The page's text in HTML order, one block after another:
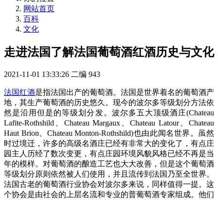
网站首页
百科
文化
走进法国了解法国葡萄酒红酒历史与文化
2021-11-01 13:33:26 二编 943
法国红酒是指法国出产的葡萄酒。法国是世界着名的葡萄酒产
地，其生产葡萄酒的历史悠久。现今的波尔多等级划分方法依
然是沿用但是的等级划分发。波尔多五大顶级酒庄(Chateau
Lafite-Rothshild、Chateau Margaux、Chateau Latour、Chateau
Haut Brion、Chateau Monton-Rothshild)也由此闻名世界。虽然
时过境迁，许多的高级名酒庄已经有非常大的变化了，有点庄
园主人历经了数次变更，有点庄园环境风貌风格已经不再是当
年的模样。对葡萄酒的酿造工艺也大大改善，但是这个葡萄酒
等级划分原则依然被人们使用，并且流传到法国乃至全世界。
法国古老的葡萄酒行业协会对波尔多来说，同样值得一提。这
个协会是由社会的上层名流和专业的普葡萄酒专家组成。他们